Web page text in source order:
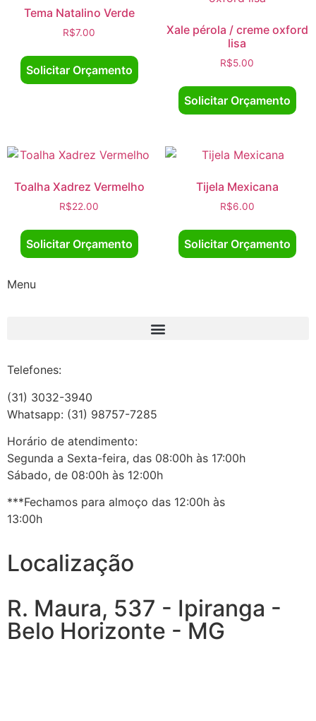
Tema Natalino Verde
R$7.00
Solicitar Orçamento
Xale pérola / creme oxford
lisa
R$5.00
Solicitar Orçamento
Toalha Xadrez Vermelho
R$22.00
Solicitar Orçamento
Tijela Mexicana
R$6.00
Solicitar Orçamento
Menu
Telefones:
(31) 3032-3940
Whatsapp: (31) 98757-7285
Horário de atendimento:
Segunda a Sexta-feira, das 08:00h às 17:00h
Sábado, de 08:00h às 12:00h
***Fechamos para almoço das 12:00h às
13:00h
Localização
R. Maura, 537 - Ipiranga -
Belo Horizonte - MG